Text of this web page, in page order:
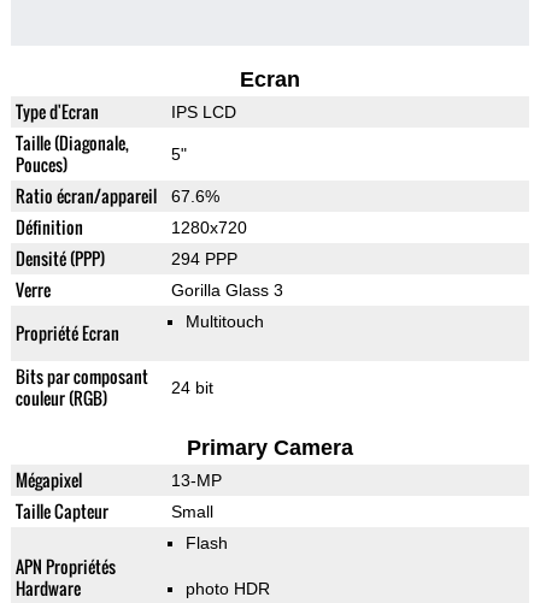
Ecran
Type d'Ecran IPS LCD
Taille (Diagonale,
Pouces)
5"
Ratio écran/appareil 67.6%
Définition 1280x720
Densité (PPP) 294 PPP
Verre Gorilla Glass 3
Propriété Ecran Multitouch
Bits par composant
couleur (RGB)
24 bit
Primary Camera
Mégapixel 13-MP
Taille Capteur Small
APN Propriétés
Hardware
Flash
photo HDR